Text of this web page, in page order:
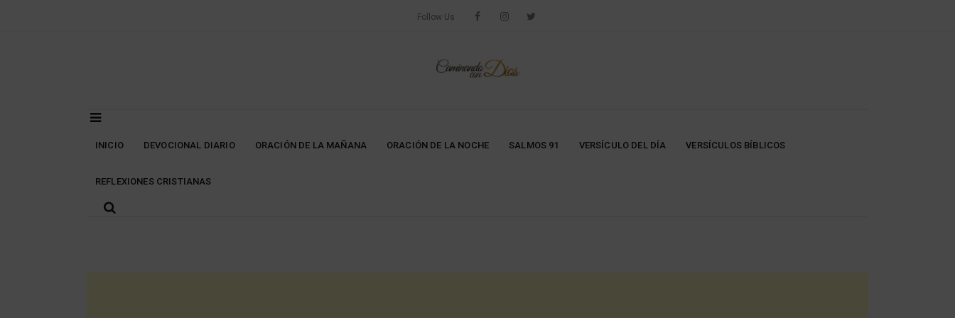
Follow Us
INICIO DEVOCIONAL DIARIO ORACIÓN DE LA MAÑANA ORACIÓN DE LA NOCHE SALMOS 91 VERSÍCULO DEL DÍA VERSÍCULOS BÍBLICOS
REFLEXIONES CRISTIANAS